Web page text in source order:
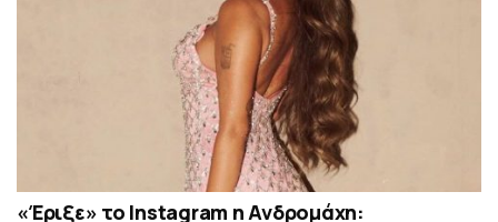
«Έριξε» το Instagram η Ανδρομάχη: